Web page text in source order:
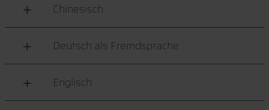
Chinesisch
Deutsch als Fremdsprache
Englisch